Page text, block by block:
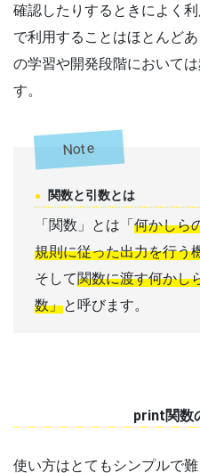
確認したりするときによく
で利用することはほとんど
の学習や開発段階において
す。
Note
関数と引数とは
「関数」とは「何かしら
規則に従った出力を行う
そして関数に渡す何かし
数」と呼びます。
print関数
使い方はとてもシンプルで